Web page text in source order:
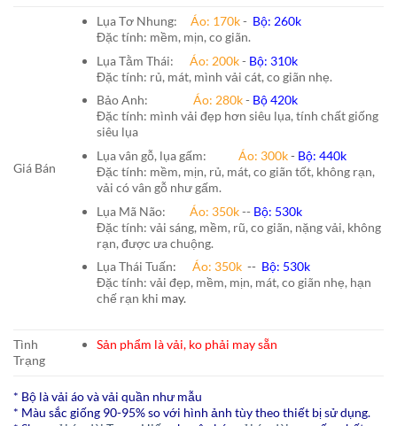
Giá Bán
Lụa Tơ Nhung: Áo: 170k- Bộ: 260k
Đặc tính: mềm, mịn, co giãn.
Lụa Tằm Thái: Áo: 200k- Bộ: 310k
Đặc tính: rủ, mát, mình vải cát, co giãn nhẹ.
Bảo Anh: Áo: 280k- Bộ 420k
Đặc tính: mình vải đẹp hơn siêu lụa, tính chất giống
siêu lụa
Lụa vân gỗ, lụa gấm: Áo: 300k- Bộ: 440k
Đặc tính: mềm, mịn, rủ, mát, co giãn tốt, không rạn,
vải có vân gỗ như gấm.
Lụa Mã Não: Áo: 350k-- Bộ: 530k
Đặc tính: vải sáng, mềm, rũ, co giãn, nặng vải, không
rạn, được ưa chuộng.
Lụa Thái Tuấn: Áo: 350k-- Bộ: 530k
Đặc tính: vải đẹp, mềm, mịn, mát, co giãn nhẹ, hạn
chế rạn khi may.
Tình
Trạng
Sản phẩm là vải, ko phải may sẵn
* Bộ là vải áo và vải quần như mẫu
* Màu sắc giống 90-95% so với hình ảnh tùy theo thiết bị sử dụng.